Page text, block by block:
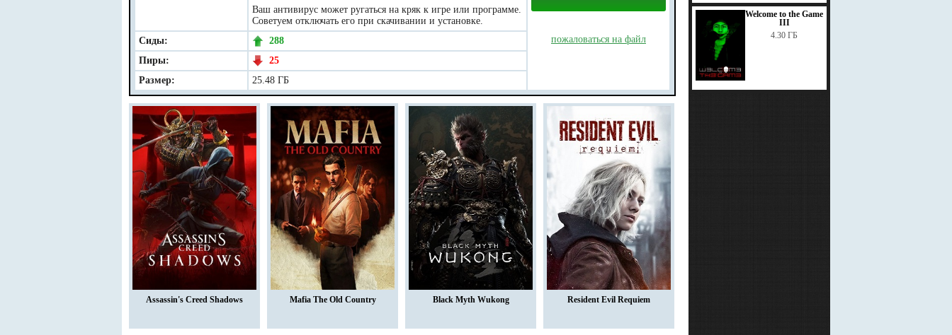
пожаловаться на файл
Ваш антивирус может ругаться на кряк к игре или программе.
Советуем отключать его при скачивании и установке.
Сиды:
288
Пиры:
25
Размер:
25.48 ГБ
Assassin's Creed Shadows Mafia The Old Country Black Myth Wukong Resident Evil Requiem
Welcome to the Game
III
4.30 ГБ